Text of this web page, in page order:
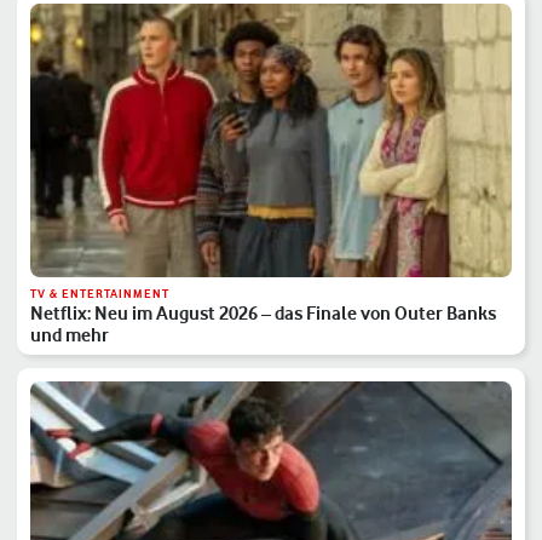
TV & ENTERTAINMENT
Netflix: Neu im August 2026 – das Finale von Outer Banks
und mehr